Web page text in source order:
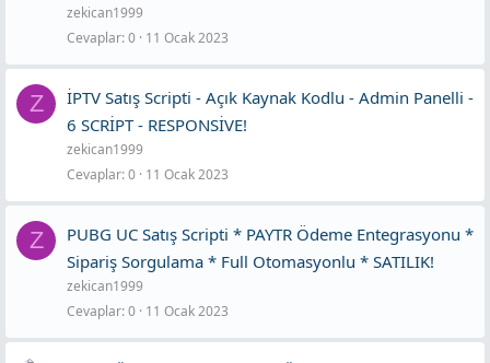
zekican1999
Cevaplar 0 11 Ocak 2023
Z
İPTV Satış Scripti - Açık Kaynak Kodlu - Admin Panelli -
6 SCRİPT - RESPONSİVE!
zekican1999
Cevaplar 0 11 Ocak 2023
Z
PUBG UC Satış Scripti * PAYTR Ödeme Entegrasyonu *
Sipariş Sorgulama * Full Otomasyonlu * SATILIK!
zekican1999
Cevaplar 0 11 Ocak 2023